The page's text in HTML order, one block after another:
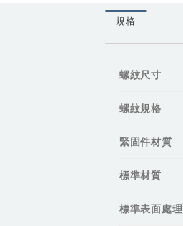
規格
螺紋尺寸
螺紋規格
緊固件材質
標準材質
標準表面處理